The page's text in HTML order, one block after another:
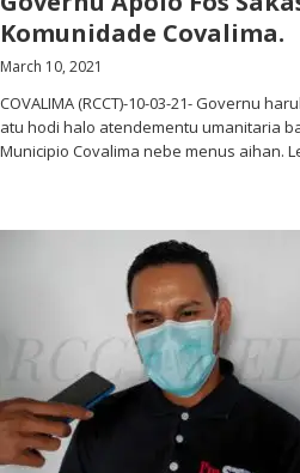
Komunidade Covalima.
March 10, 2021
COVALIMA (RCCT)-10-03-21- Governu
atu hodi halo atendementu umanitaria
Municipio Covalima nebe menus aihan.